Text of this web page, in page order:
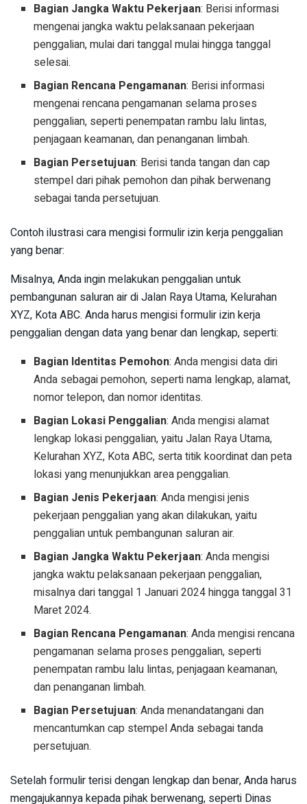
Bagian Jangka Waktu Pekerjaan: Berisi informasi
mengenai jangka waktu pelaksanaan pekerjaan
penggalian, mulai dari tanggal mulai hingga tanggal
selesai.
Bagian Rencana Pengamanan: Berisi informasi
mengenai rencana pengamanan selama proses
penggalian, seperti penempatan rambu lalu lintas,
penjagaan keamanan, dan penanganan limbah.
Bagian Persetujuan: Berisi tanda tangan dan cap
stempel dari pihak pemohon dan pihak berwenang
sebagai tanda persetujuan.
Contoh ilustrasi cara mengisi formulir izin kerja penggalian
yang benar:
Misalnya, Anda ingin melakukan penggalian untuk
pembangunan saluran air di Jalan Raya Utama, Kelurahan
XYZ, Kota ABC. Anda harus mengisi formulir izin kerja
penggalian dengan data yang benar dan lengkap, seperti:
Bagian Identitas Pemohon: Anda mengisi data diri
Anda sebagai pemohon, seperti nama lengkap, alamat,
nomor telepon, dan nomor identitas.
Bagian Lokasi Penggalian: Anda mengisi alamat
lengkap lokasi penggalian, yaitu Jalan Raya Utama,
Kelurahan XYZ, Kota ABC, serta titik koordinat dan peta
lokasi yang menunjukkan area penggalian.
Bagian Jenis Pekerjaan: Anda mengisi jenis
pekerjaan penggalian yang akan dilakukan, yaitu
penggalian untuk pembangunan saluran air.
Bagian Jangka Waktu Pekerjaan: Anda mengisi
jangka waktu pelaksanaan pekerjaan penggalian,
misalnya dari tanggal 1 Januari 2024 hingga tanggal 31
Maret 2024.
Bagian Rencana Pengamanan: Anda mengisi rencana
pengamanan selama proses penggalian, seperti
penempatan rambu lalu lintas, penjagaan keamanan,
dan penanganan limbah.
Bagian Persetujuan: Anda menandatangani dan
mencantumkan cap stempel Anda sebagai tanda
persetujuan.
Setelah formulir terisi dengan lengkap dan benar, Anda harus
mengajukannya kepada pihak berwenang, seperti Dinas